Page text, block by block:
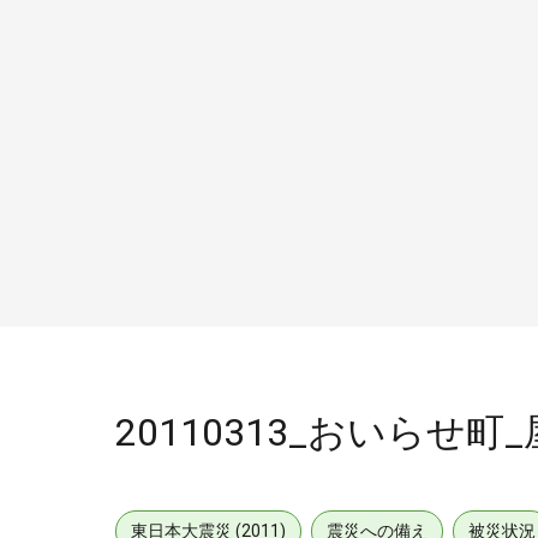
20110313_おいらせ町_
東日本大震災 (2011) 震災への備え 被災状況